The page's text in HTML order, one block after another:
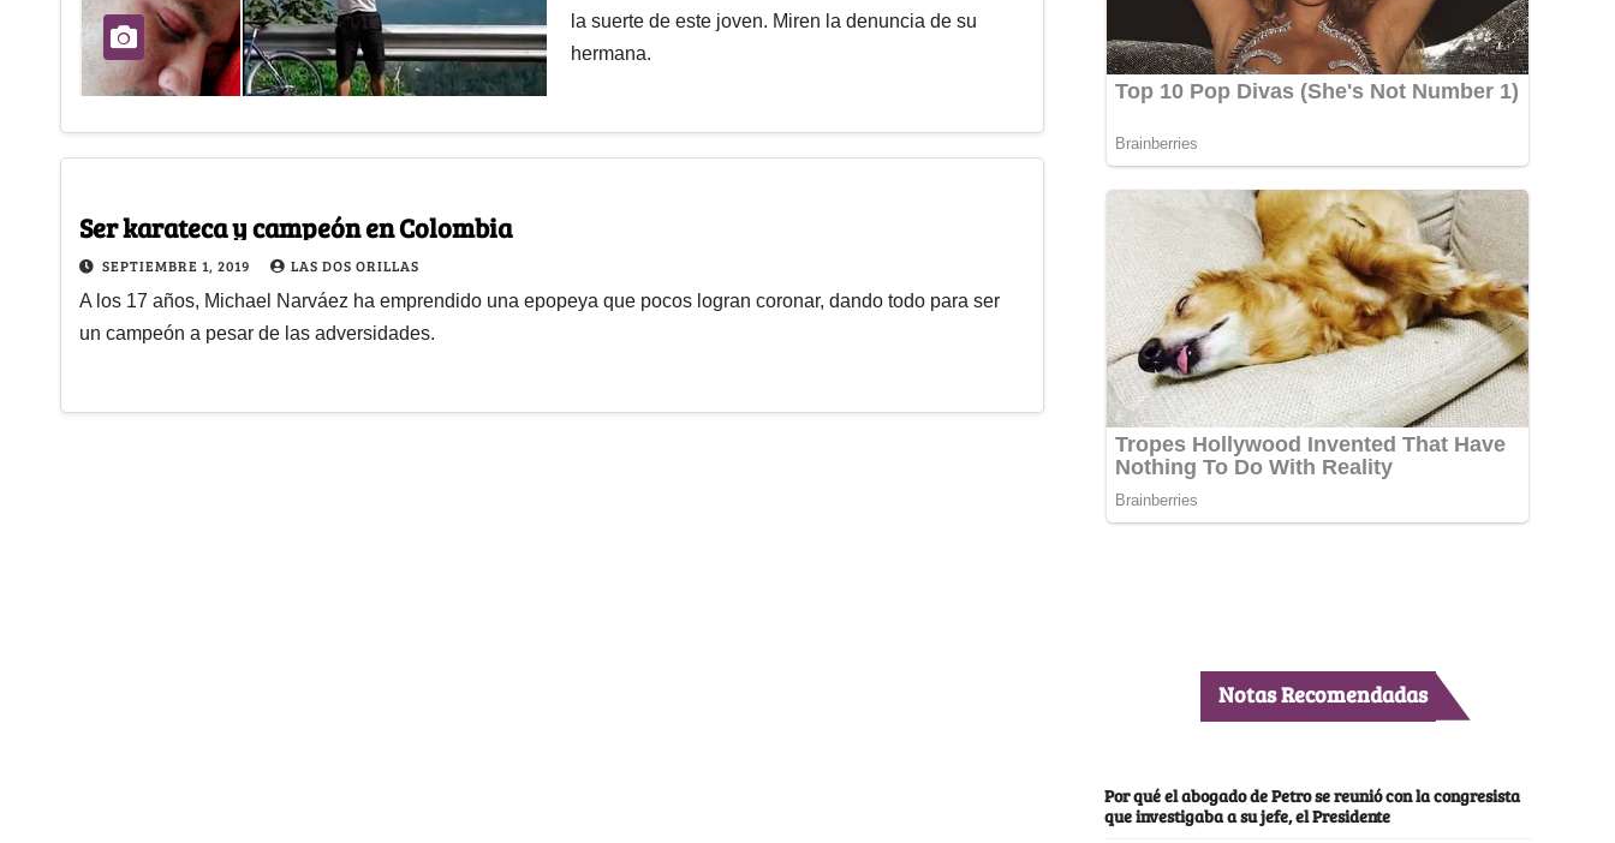
la suerte de este joven. Miren la denuncia de su
hermana.
Ser karateca y campeón en Colombia
SEPTIEMBRE 1, 2019 LAS DOS ORILLAS
A los 17 años, Michael Narváez ha emprendido una epopeya que pocos logran coronar, dando todo para ser
un campeón a pesar de las adversidades.
Notas Recomendadas
Por qué el abogado de Petro se reunió con la congresista
que investigaba a su jefe, el Presidente